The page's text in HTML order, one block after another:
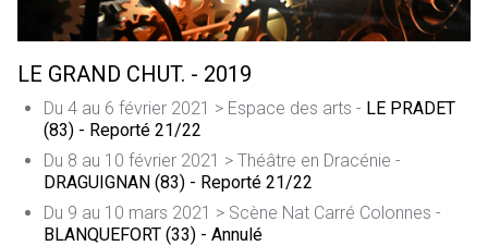
LE GRAND CHUT. - 2019
Du 4 au 6 février 2021 > Espace des arts - LE PRADET
(83) - Reporté 21/22
Du 8 au 10 février 2021 > Théâtre en Dracénie -
DRAGUIGNAN (83) - Reporté 21/22
Du 9 au 10 mars 2021 > Scène Nat Carré Colonnes -
BLANQUEFORT (33) - Annulé